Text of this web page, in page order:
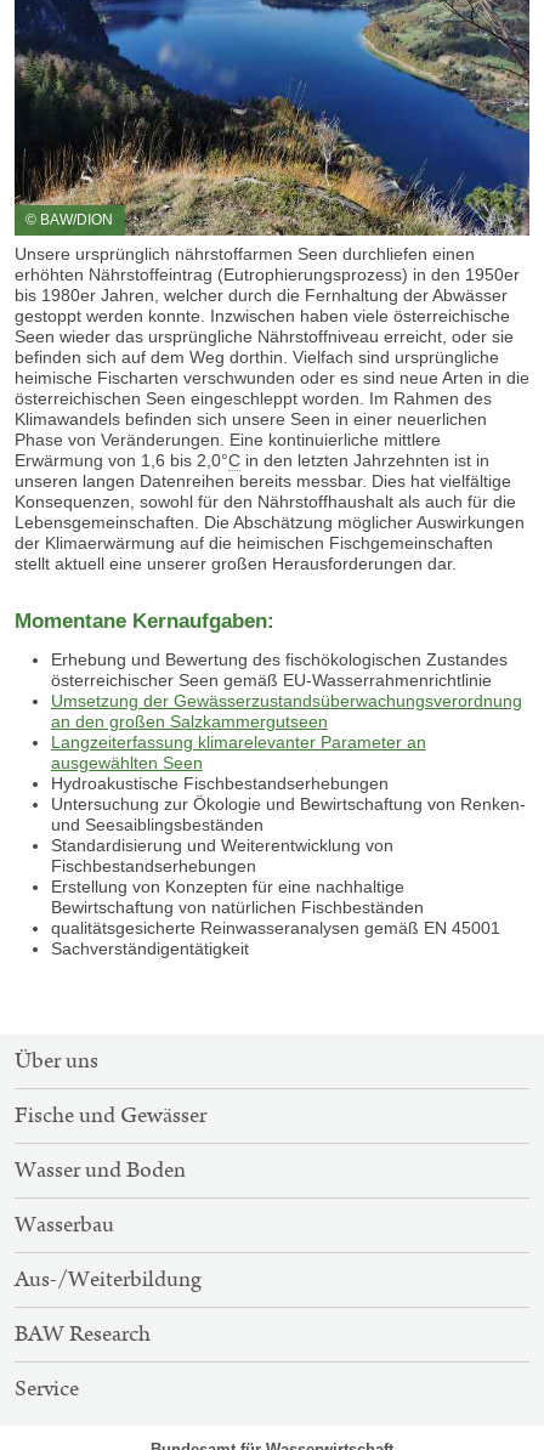
© BAW/DION
Unsere ursprünglich nährstoffarmen Seen durchliefen einen
erhöhten Nährstoffeintrag (Eutrophierungsprozess) in den 1950er
bis 1980er Jahren, welcher durch die Fernhaltung der Abwässer
gestoppt werden konnte. Inzwischen haben viele österreichische
Seen wieder das ursprüngliche Nährstoffniveau erreicht, oder sie
befinden sich auf dem Weg dorthin. Vielfach sind ursprüngliche
heimische Fischarten verschwunden oder es sind neue Arten in die
österreichischen Seen eingeschleppt worden. Im Rahmen des
Klimawandels befinden sich unsere Seen in einer neuerlichen
Phase von Veränderungen. Eine kontinuierliche mittlere
Erwärmung von 1,6 bis 2,0°Cin den letzten Jahrzehnten ist in
unseren langen Datenreihen bereits messbar. Dies hat vielfältige
Konsequenzen, sowohl für den Nährstoffhaushalt als auch für die
Lebensgemeinschaften. Die Abschätzung möglicher Auswirkungen
der Klimaerwärmung auf die heimischen Fischgemeinschaften
stellt aktuell eine unserer großen Herausforderungen dar.
Momentane Kernaufgaben:
Erhebung und Bewertung des fischökologischen Zustandes
österreichischer Seen gemäß EU-Wasserrahmenrichtlinie
Umsetzung der Gewässerzustandsüberwachungsverordnung
an den großen Salzkammergutseen
Langzeiterfassung klimarelevanter Parameter an
ausgewählten Seen
Hydroakustische Fischbestandserhebungen
Untersuchung zur Ökologie und Bewirtschaftung von Renken-
und Seesaiblingsbeständen
Standardisierung und Weiterentwicklung von
Fischbestandserhebungen
Erstellung von Konzepten für eine nachhaltige
Bewirtschaftung von natürlichen Fischbeständen
qualitätsgesicherte Reinwasseranalysen gemäß EN 45001
Sachverständigentätigkeit
SITEMAP-
NAVIGATION
Über uns
Fische und Gewässer
Wasser und Boden
Wasserbau
Aus-/Weiterbildung
BAW Research
Service